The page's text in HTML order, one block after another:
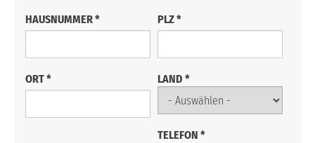
HAUSNUMMER* PLZ*
ORT* LAND *
TELEFON *